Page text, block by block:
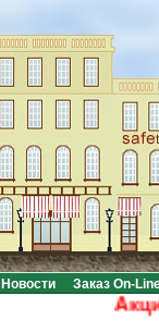
Новости Заказ On-